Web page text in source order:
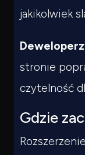
jakikolwiek
stronie
czytelność
Gdzie